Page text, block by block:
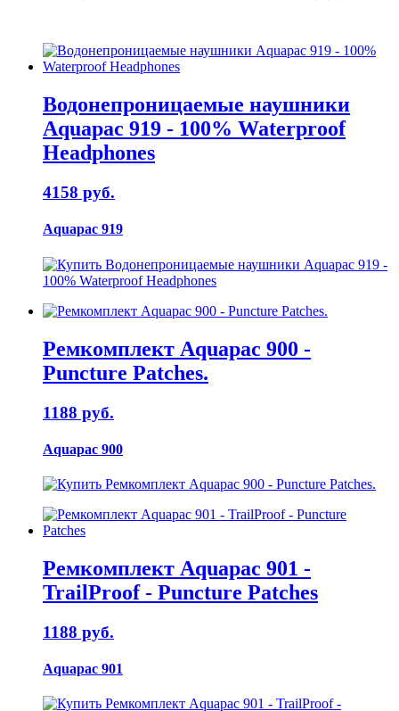
Водонепроницаемые наушники
Aquapac 919 - 100% Waterproof
Headphones
4158 руб.
Aquapac 919
Ремкомплект Aquapac 900 -
Puncture Patches.
1188 руб.
Aquapac 900
Ремкомплект Aquapac 901 -
TrailProof - Puncture Patches
1188 руб.
Aquapac 901